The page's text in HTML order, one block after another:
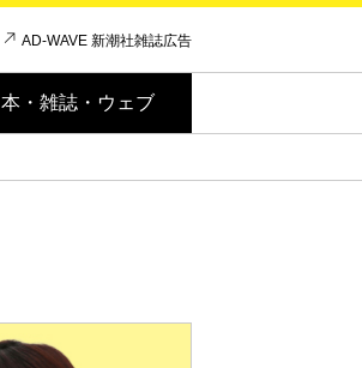
AD-WAVE 新潮社雑誌広告
本・雑誌・ウェブ